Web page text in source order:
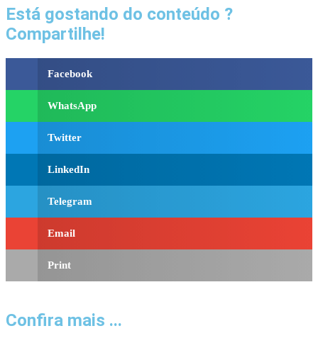
Está gostando do conteúdo ?
Compartilhe!
Facebook
WhatsApp
Twitter
LinkedIn
Telegram
Email
Print
Confira mais ...